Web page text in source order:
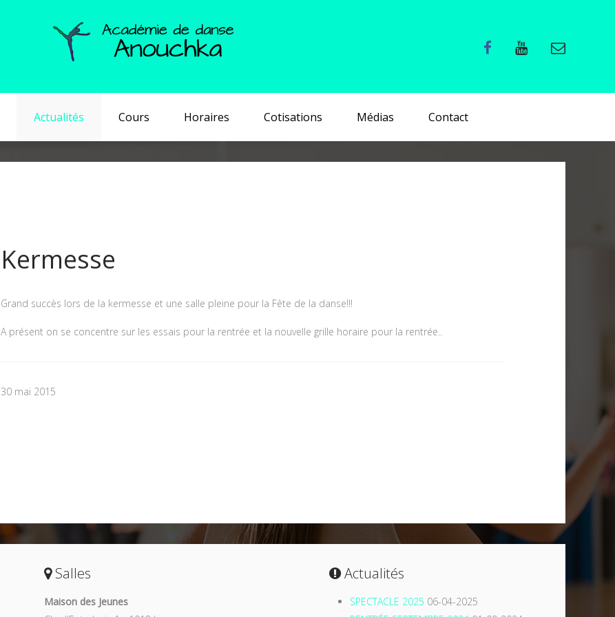
Actualités Cours Horaires Cotisations Médias Contact
Kermesse
Grand succès lors de la kermesse et une salle pleine pour la Fête de la danse!!!
A présent on se concentre sur les essais pour la rentrée et la nouvelle grille horaire pour la rentrée..
30 mai 2015
Salles
Maison des Jeunes
Actualités
SPECTACLE 2025 06-04-2025